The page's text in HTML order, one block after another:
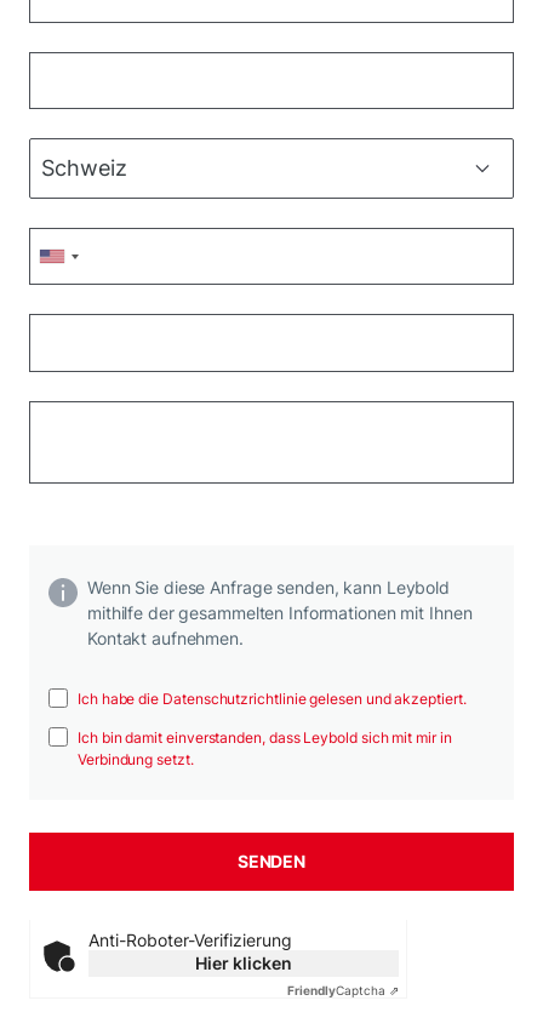
Wenn Sie diese Anfrage senden, kann Leybold
mithilfe der gesammelten Informationen mit Ihnen
Kontakt aufnehmen.
Ich habe die Datenschutzrichtlinie gelesen und akzeptiert.
Ich bin damit einverstanden, dass Leybold sich mit mir in
Verbindung setzt.
Anti-Roboter-Verifizierung
Hier klicken
FriendlyCaptcha ⇗